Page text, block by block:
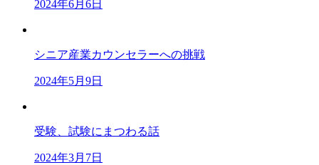
2024年6月6日
シニア産業カウンセラーへの挑戦
2024年5月9日
受験、試験にまつわる話
2024年3月7日